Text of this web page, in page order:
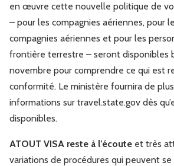
en œuvre cette nouvelle politique de
– pour les compagnies aériennes, pour
compagnies aériennes et pour les
frontière terrestre – seront disponibles
novembre pour comprendre ce qui est
conformité. Le ministère fournira de
informations sur travel.state.gov dès
disponibles.
ATOUT VISA reste à l’écoute et très
variations de procédures qui peuvent